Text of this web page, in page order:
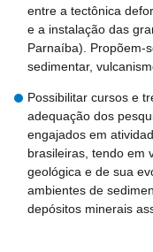
entre a tectônica
e a instalação das
Parnaíba). Propõem-
sedimentar,
Possibilitar cursos e
adequação dos
engajados em
brasileiras, tendo em
geológica e de sua
ambientes de
depósitos minerais